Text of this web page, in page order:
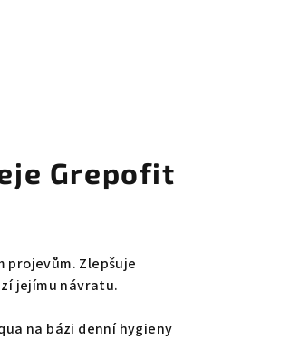
Grepofit
projevům. Zlepšuje
jejímu návratu.
na bázi denní hygieny